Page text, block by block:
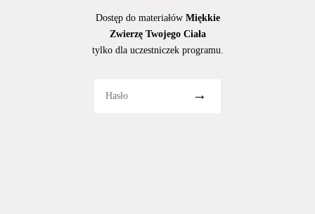
Dostęp do materiałów Miękkie
Zwierzę Twojego Ciała
tylko dla uczestniczek programu.
→